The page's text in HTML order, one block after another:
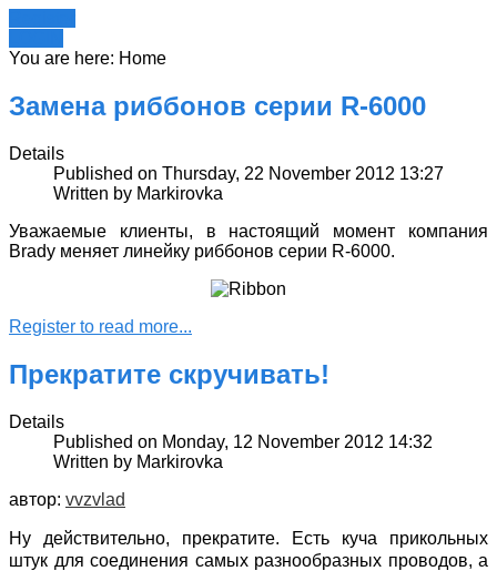
You are here: Home
Замена риббонов серии R-6000
Details
Published on Thursday, 22 November 2012 13:27
Written by Markirovka
Уважаемые клиенты, в настоящий момент компания
Brady меняет линейку риббонов серии R-6000.
Register to read more...
Прекратите скручивать!
Details
Published on Monday, 12 November 2012 14:32
Written by Markirovka
автор: vvzvlad
Ну действительно, прекратите. Есть куча прикольных
штук для соединения самых разнообразных проводов, а